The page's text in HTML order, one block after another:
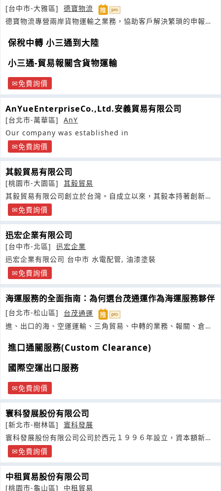
[台中市-大雅區]
德寶物流
德寶物流專營兩岸貨物運輸之業務，協助客戶解決繁瑣的申報細
保稅中轉 小三通到大陸
小三通-貿易報關含貨物運輸
免費詢價
AnYueEnterpriseCo.,Ltd.安義貿易有限公司
[台北市-萬華區]
AnY
Our company was established in
免費詢價
其毅貿易有限公司
[桃園市-大園區]
其毅貿易
其毅貿易有限公司創立於台灣。自成立以來，其毅本持著創新求
變的精神
免費詢價
迅宏企業有限公司
[台中市-北區]
迅宏企業
迅宏企業有限公司 台中市 水電配管, 油漆塗裝
免費詢價
海運服務的全面指南：為何選台茂通運作為海運服務夥伴
[台北市-松山區]
台茂通運
進、出口的海、空運運輸、三角貿易、中轉的業務、報關、倉
進口通關服務(Custom Clearance)
國際空運出口服務
免費詢價
寰科發展股份有限公司
[新北市-樹林區]
寰科發展
寰科發展股份有限公司公司於西元１９９６年設立，資本額新台
幣參仟萬元整
免費詢價
中租貿易股份有限公司
[桃園市-龜山區]
中租貿易